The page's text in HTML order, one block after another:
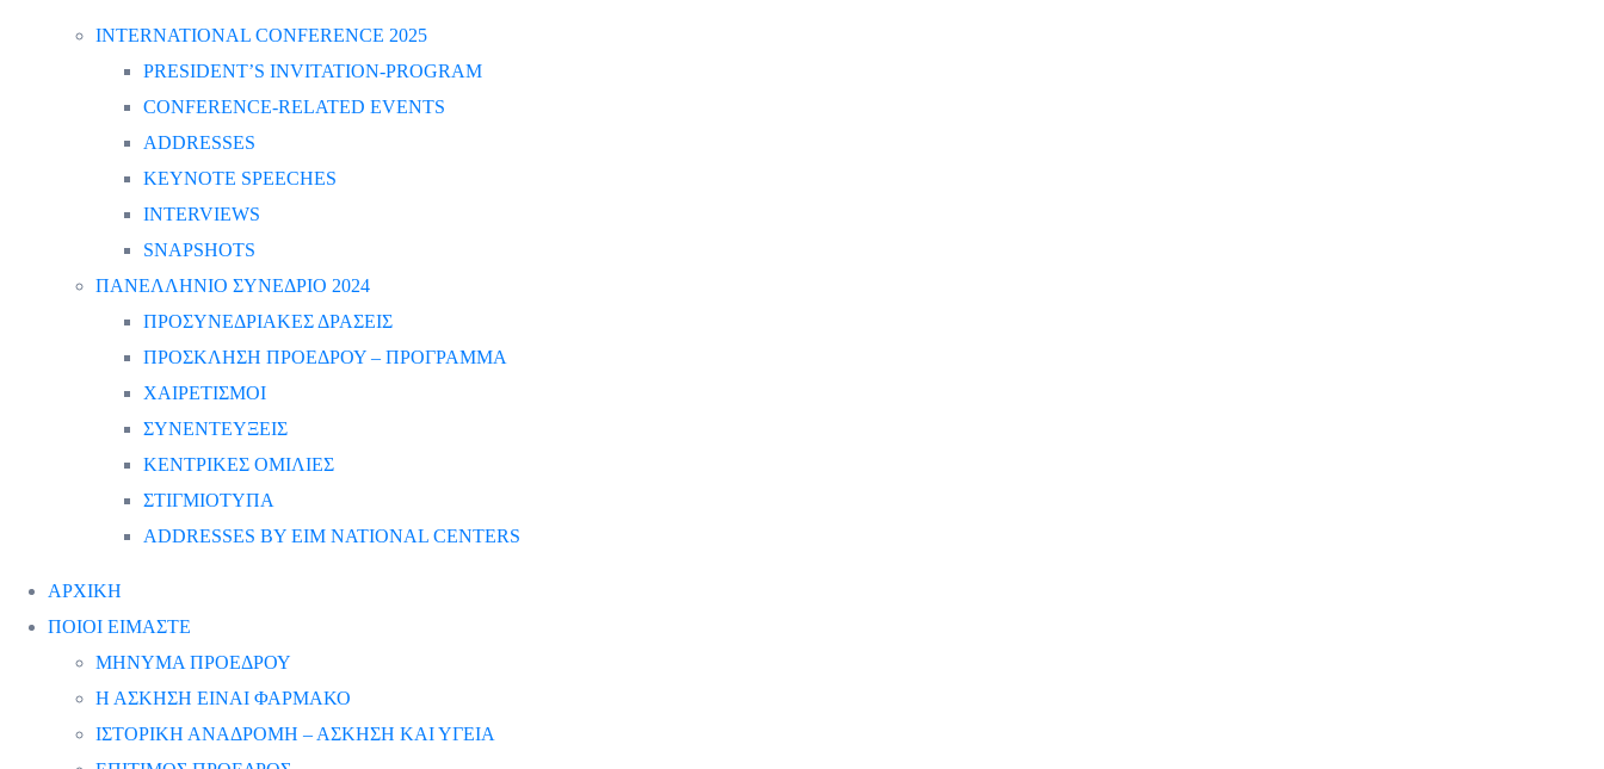
INTERNATIONAL CONFERENCE 2025
PRESIDENT’S INVITATION-PROGRAM
CONFERENCE-RELATED EVENTS
ADDRESSES
KEYNOTE SPEECHES
INTERVIEWS
SNAPSHOTS
ΠΑΝΕΛΛΗΝΙΟ ΣΥΝΕΔΡΙΟ 2024
ΠΡΟΣΥΝΕΔΡΙΑΚΕΣ ΔΡΑΣΕΙΣ
ΠΡΟΣΚΛΗΣΗ ΠΡΟΕΔΡΟΥ – ΠΡΟΓΡΑΜΜΑ
ΧΑΙΡΕΤΙΣΜΟΙ
ΣΥΝΕΝΤΕΥΞΕΙΣ
ΚΕΝΤΡΙΚΕΣ ΟΜΙΛΙΕΣ
ΣΤΙΓΜΙΟΤΥΠΑ
ADDRESSES BY EIM NATIONAL CENTERS
ΑΡΧΙΚΗ
ΠΟΙΟΙ ΕΙΜΑΣΤΕ
ΜΗΝΥΜΑ ΠΡΟΕΔΡΟΥ
Η ΑΣΚΗΣΗ ΕΙΝΑΙ ΦΑΡΜΑΚΟ
ΙΣΤΟΡΙΚΗ ΑΝΑΔΡΟΜΗ – ΑΣΚΗΣΗ ΚΑΙ ΥΓΕΙΑ